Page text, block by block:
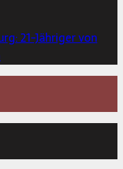
21-Jähriger von